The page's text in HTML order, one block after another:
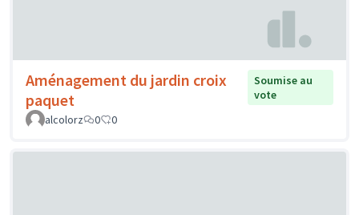
Aménagement du jardin croix
paquet
Soumise au
vote
alcolorz
0 0